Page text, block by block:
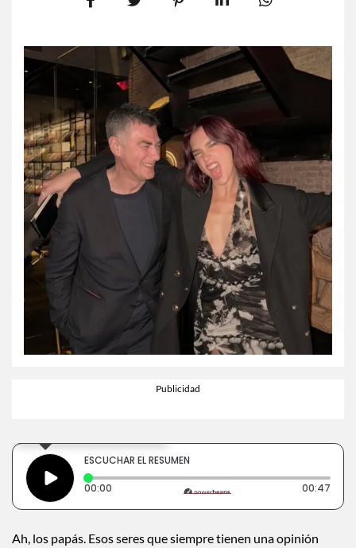
ESCUCHAR EL RESUMEN
00:00 Tiempo transcurrido: 0 segundos 00:47
Ah, los papás. Esos seres que siempre tienen una opinión